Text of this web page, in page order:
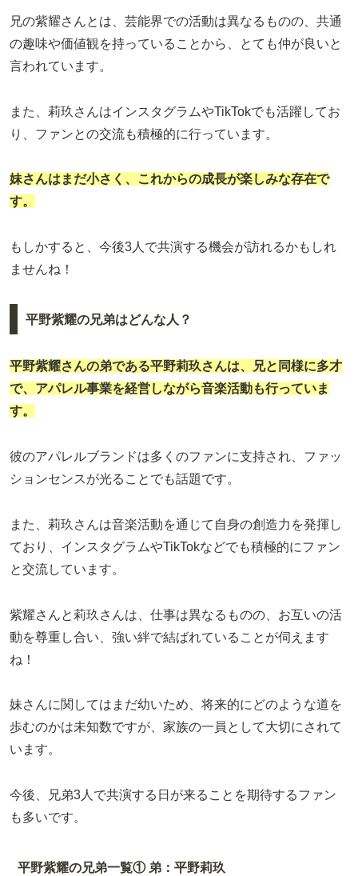
兄の紫耀さんとは、芸能界での活動は異なるものの、共通
の趣味や価値観を持っていることから、とても仲が良いと
言われています。
また、莉玖さんはインスタグラムやTikTokでも活躍してお
り、ファンとの交流も積極的に行っています。
妹さんはまだ小さく、これからの成長が楽しみな存在で
す。
もしかすると、今後3人で共演する機会が訪れるかもしれ
ませんね！
平野紫耀の兄弟はどんな人？
平野紫耀さんの弟である平野莉玖 さんは、兄と同様に多才
で、アパレル事業を経営しながら音楽活動も行っていま
す。
彼のアパレルブランドは多くのファンに支持され、ファッ
ションセンスが光ることでも話題です。
また、莉玖さんは音楽活動を通じて自身の創造力を発揮し
ており、インスタグラムやTikTokなどでも積極的にファン
と交流しています。
紫耀さんと莉玖さんは、仕事は異なるものの、お互いの活
動を尊重し合い、強い絆で結ばれていることが伺えます
ね！
妹さんに関してはまだ幼いため、将来的にどのような道を
歩むのかは未知数ですが、家族の一員として大切にされて
います。
今後、兄弟3人で共演する日が来ることを期待するファン
も多いです。
平野紫耀の兄弟一覧① 弟：平野莉玖